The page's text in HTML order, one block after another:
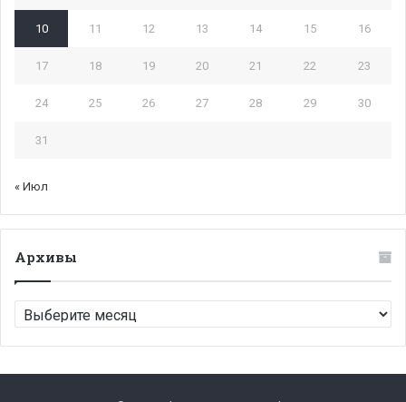
10 11 12 13 14 15 16
17 18 19 20 21 22 23
24 25 26 27 28 29 30
31
« Июл
Архивы
Архивы